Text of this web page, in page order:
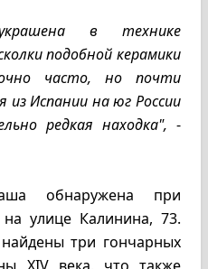
в технике
подобной керамики
часто, но почти
из Испании на юг России
редкая находка", -
обнаружена при
на улице Калинина, 73.
три гончарных